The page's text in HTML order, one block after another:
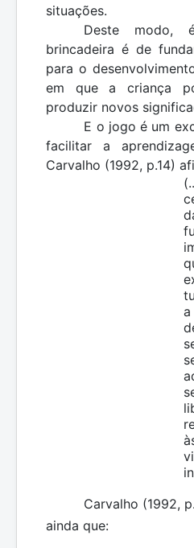
situações.
Deste modo,
brincadeira é de
para o
em que a criança
produzir novos
E o jogo é um
facilitar a
Carvalho (1992, p.14)
a
Carvalho (1992,
ainda que: